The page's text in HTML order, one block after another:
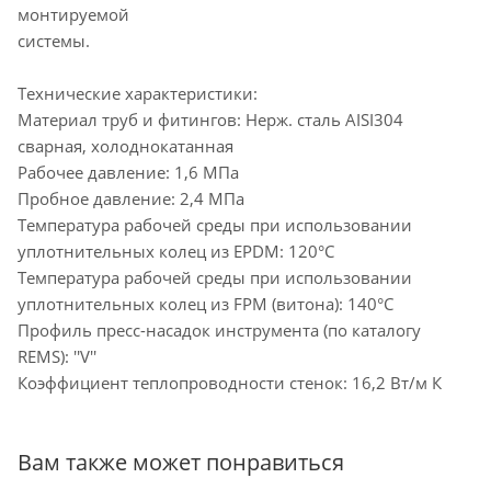
монтируемой
Технические характеристики:
Материал труб и фитингов: Нерж. сталь AISI304
сварная, холоднокатанная
Рабочее давление: 1,6 МПа
Пробное давление: 2,4 МПа
Температура рабочей среды при использовании
уплотнительных колец из EPDM: 120°C
Температура рабочей среды при использовании
уплотнительных колец из FPM (витона): 140°C
Профиль пресс-насадок инструмента (по каталогу
REMS): ′′V′′
Коэффициент теплопроводности стенок: 16,2 Вт/м К
Вам также может понравиться